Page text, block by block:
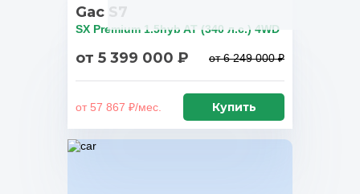
Gac S7
SX Premium 1.5hyb AT (340 л.с.) 4WD
от 5 399 000 ₽ от 6 249 000 ₽
от 57 867 ₽/мес. Купить